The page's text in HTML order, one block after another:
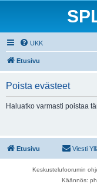
UKK
Etusivu
Poista evästeet
Haluatko varmasti poistaa
Etusivu Viesti
Keskustelufoorumin
Käännös: